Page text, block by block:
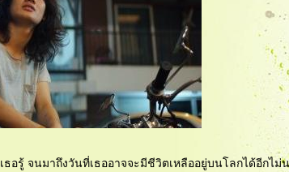
อรู้ จนมาถึงวันที่เธออาจจะมีชีวิตเหลืออยู่บนโลกได้อีกไม่